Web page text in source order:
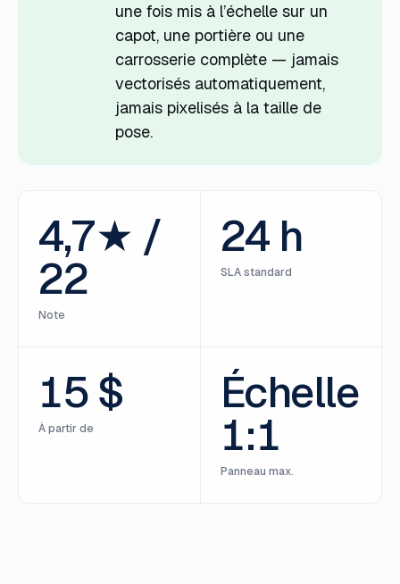
une fois mis à l’échelle sur un
capot, une portière ou une
carrosserie complète — jamais
vectorisés automatiquement,
jamais pixelisés à la taille de
pose.
4,7★ /
22
Note
24 h
SLA standard
15 $
À partir de
Échelle
1:1
Panneau max.